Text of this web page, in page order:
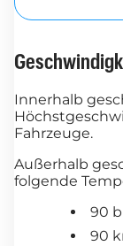
Innerhalb
Fahrzeuge.
Außerhalb
folgende
90
90